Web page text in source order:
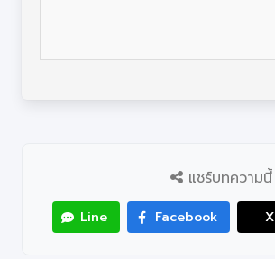
แชร์บทความนี้
Line Facebook X